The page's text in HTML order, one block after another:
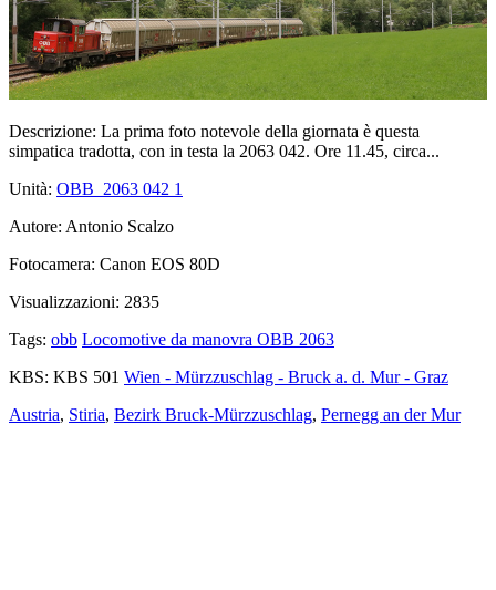
Descrizione: La prima foto notevole della giornata è questa
simpatica tradotta, con in testa la 2063 042. Ore 11.45, circa...
Unità: OBB_2063 042 1
Autore: Antonio Scalzo
Fotocamera: Canon EOS 80D
Visualizzazioni: 2835
Tags: obb Locomotive da manovra OBB 2063
KBS: KBS 501 Wien - Mürzzuschlag - Bruck a. d. Mur - Graz
Austria, Stiria, Bezirk Bruck-Mürzzuschlag, Pernegg an der Mur